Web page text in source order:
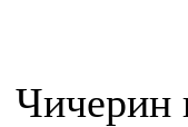
Чичерин